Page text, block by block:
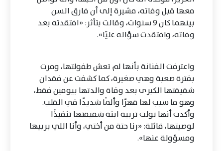
معها قبل وفاته، مشيرة إلى أن فارق السن
بينهما كان 9 سنوات، وقالت بتأثر: «افتقدته بعد
وفاته، وافتقدت سؤاله عليّا».
واعترفت الفنانة بأنها لم تعش طفولتها، ومرت
بفترة صعبة وهي صغيرة، كما كشفت عن فقدان
شقيقتها الكبرى بعد وفاة والدتها بيومين فقط،
وهو ما سبب لها قهرًا وألمًا شديدًا في القلب.
وأكدت أنها تولت تربية ابنة شقيقتها تنفيذًا
لوصيتها، قائلة: «رنا حتة من أختي، وأنا اللي بربيها
ومسؤولة عنها».